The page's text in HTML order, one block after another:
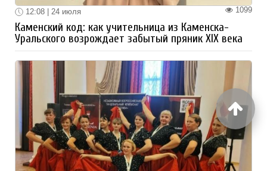
1099
12:08 | 24 июля
Каменский код: как учительница из Каменска-
Уральского возрождает забытый пряник XIX века